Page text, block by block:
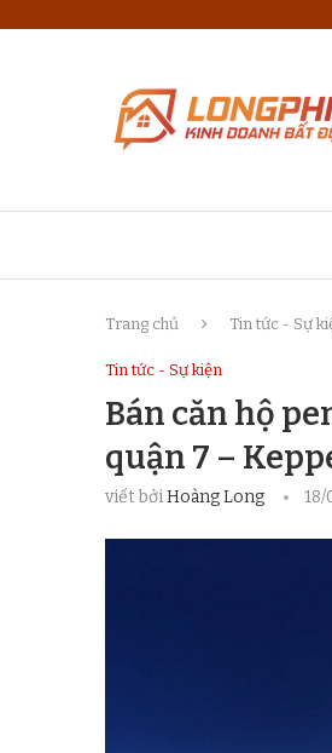
Trang chủ Tin tức - Sự
Tin tức - Sự kiện
Bán căn hộ
quận 7 –
viết bởiHoàng Long 18/